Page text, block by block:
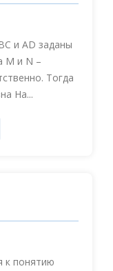
и АD заданы
М и N –
Тогда
На...
к понятию